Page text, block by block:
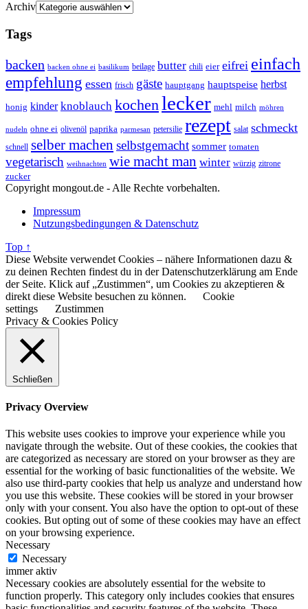
Archiv
Tags
backen backen ohne ei basilikum beilage butter chili eier eifrei einfach
empfehlung essen frisch gäste hauptgang hauptspeise herbst
honig kinder knoblauch kochen lecker mehl milch möhren
nudeln ohne ei olivenöl paprika parmesan petersilie rezept salat schmeckt
schnell selber machen selbstgemacht sommer tomaten
vegetarisch weihnachten wie macht man winter würzig zitrone
zucker
Copyright mongout.de - Alle Rechte vorbehalten.
Impressum
Nutzungsbedingungen & Datenschutz
Top ↑
Diese Website verwendet Cookies – nähere Informationen dazu &
zu deinen Rechten findest du in der Datenschutzerklärung am Ende
der Seite. Klick auf „Zustimmen“, um Cookies zu akzeptieren &
direkt diese Website besuchen zu können.
Cookie
settings
Zustimmen
Privacy & Cookies Policy
Schließen
Privacy Overview
This website uses cookies to improve your experience while you
navigate through the website. Out of these cookies, the cookies that
are categorized as necessary are stored on your browser as they are
essential for the working of basic functionalities of the website. We
also use third-party cookies that help us analyze and understand how
you use this website. These cookies will be stored in your browser
only with your consent. You also have the option to opt-out of these
cookies. But opting out of some of these cookies may have an effect
on your browsing experience.
Necessary
Necessary
immer aktiv
Necessary cookies are absolutely essential for the website to
function properly. This category only includes cookies that ensures